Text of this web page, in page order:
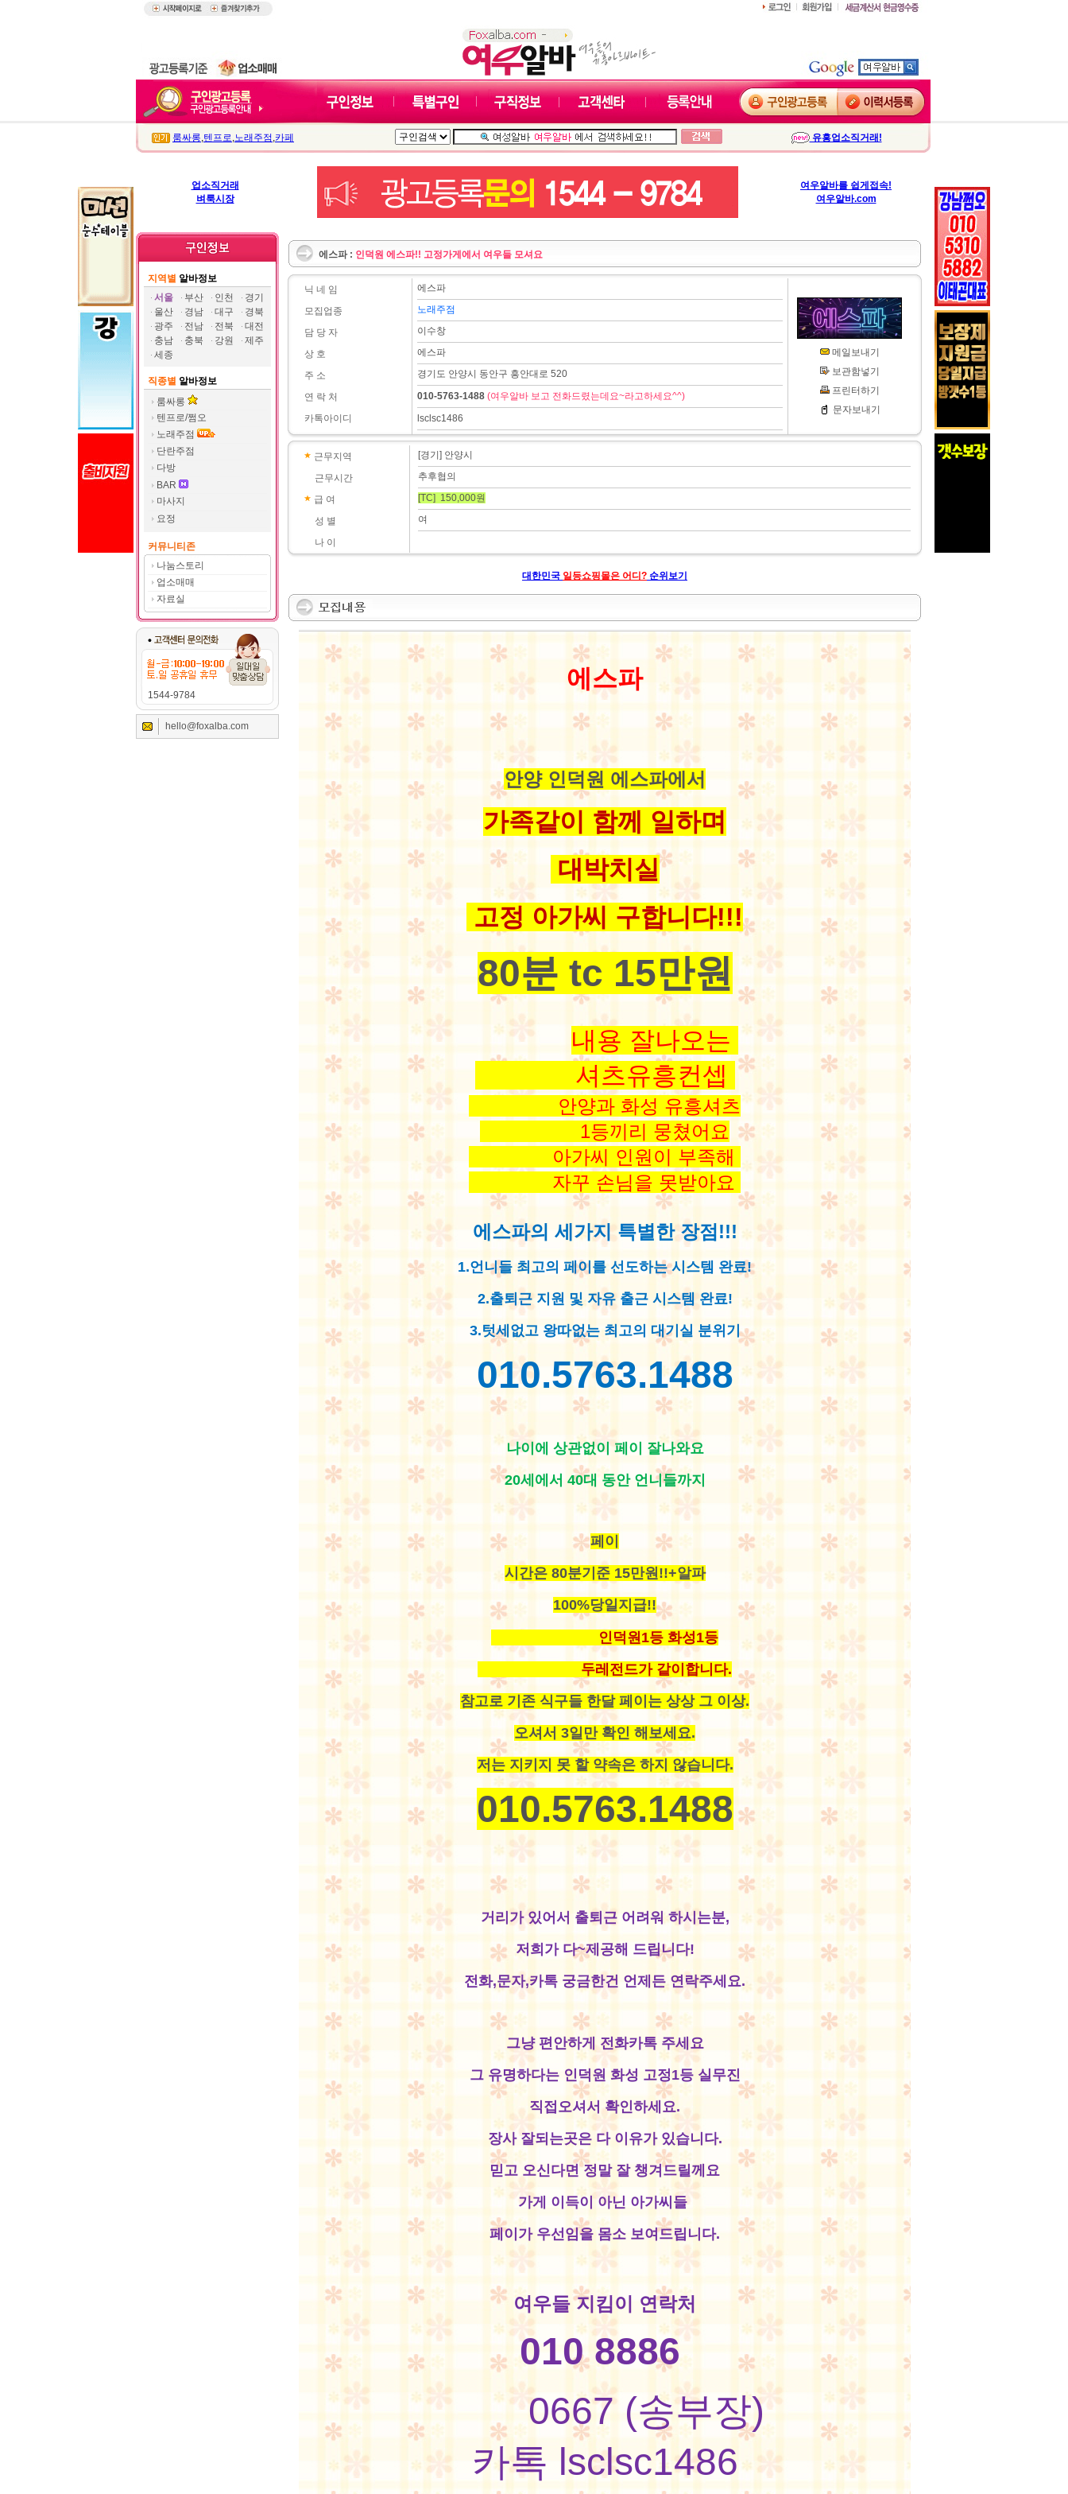
룸싸롱,텐프로,노래주점 ,카페 유흥업소직거래!
업소직거래
벼룩시장
여우알바를 쉽게접속!
여우알바.com
지역별 알바정보
서울
부산 인천
경기
울산
경남 대구
경북
광주
전남 전북
대전
충남
충북 강원
제주
세종
직종별 알바정보
룸싸롱
텐프로/쩜오
노래주점
단란주점
다방
BAR
마사지
요정
커뮤니티존
나눔스토리
업소매매
자료실
1544-9784
hello@foxalba.com
에스파 : 인덕원 에스파!! 고정가게에서 여우들 모셔요
닉 네 임
모집업종
담 당 자
상 호
주 소
연 락 처
카톡아이디
에스파
노래주점
이수창
에스파
경기도 안양시 동안구 흥안대로 520
010-5763-1488 (여우알바 보고 전화드렸는데요~라고하세요^^)
lsclsc1486
메일보내기
보관함넣기
프린터하기
문자보내기
근무지역
근무시간
급 여
성 별
나 이
[경기] 안양시
추후협의
[TC] 150,000원
여
대한민국 일등쇼핑몰은 어디? 순위보기
에스파
안양 인덕원 에스파에서
가족같이 함께 일하며
대박치실
고정 아가씨 구합니다!!!
80분 tc 15만원
내용 잘나오는
셔츠유흥컨셉
안양과 화성 유흥셔츠
1등끼리 뭉쳤어요
아가씨 인원이 부족해
자꾸 손님을 못받아요
에스파의 세가지 특별한 장점!!!
1.언니들 최고의 페이를 선도하는 시스템 완료!
2.출퇴근 지원 및 자유 출근 시스템 완료!
3.텃세없고 왕따없는 최고의 대기실 분위기
010.5763.1488
나이에 상관없이 페이 잘나와요
20세에서 40대 동안 언니들까지
페이
시간은 80분기준 15만원!!+알파
100%당일지급!!
인덕원1등 화성1등
두레전드가 같이합니다.
참고로 기존 식구들 한달 페이는 상상 그 이상.
오셔서 3일만 확인 해보세요.
저는 지키지 못 할 약속은 하지 않습니다.
010.5763.1488
거리가 있어서 출퇴근 어려워 하시는분,
저희가 다~제공해 드립니다!
전화,문자,카톡 궁금한건 언제든 연락주세요.
그냥 편안하게 전화카톡 주세요
그 유명하다는 인덕원 화성 고정1등 실무진
직접오셔서 확인하세요.
장사 잘되는곳은 다 이유가 있습니다.
믿고 오신다면 정말 잘 챙겨드릴께요
가게 이득이 아닌 아가씨들
페이가 우선임을 몸소 보여드립니다.
여우들 지킴이 연락처
010 8886
0667 (송부장)
카톡 lsclsc1486